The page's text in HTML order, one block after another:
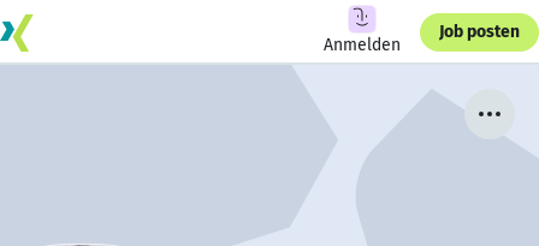
Anmelden
Job posten